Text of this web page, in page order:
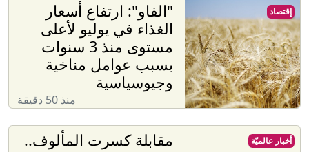
"الفاو": ارتفاع أسعار
الغذاء في يوليو لأعلى
مستوى منذ 3 سنوات
بسبب عوامل مناخية
وجيوسياسية
منذ 50 دقيقة
إقتصاد
مقابلة كسرت المألوف..
أخبار عالميّة